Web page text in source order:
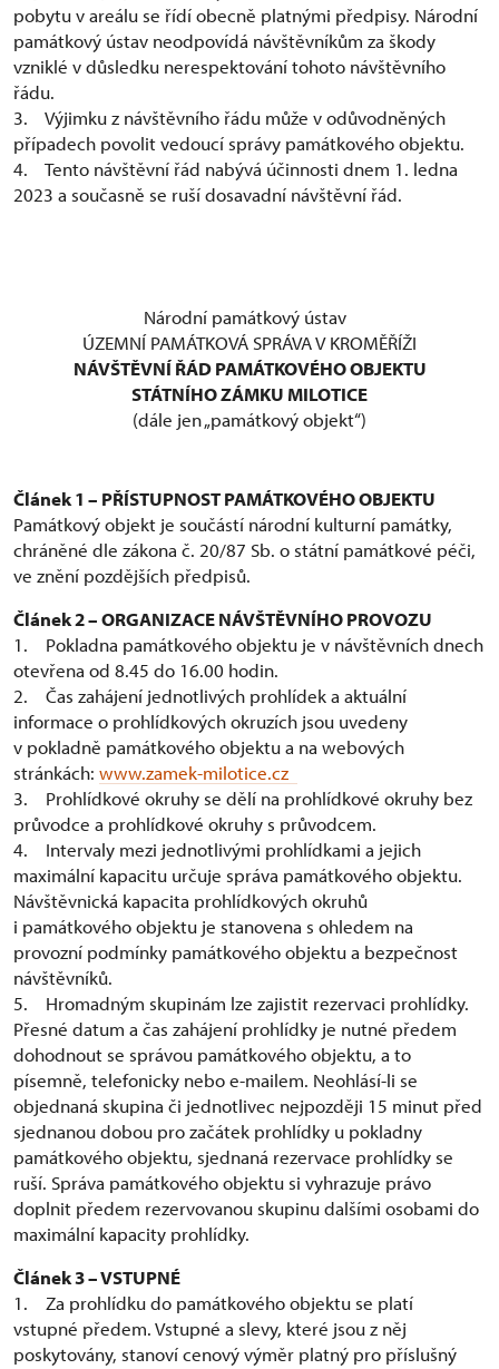
pobytu v areálu se řídí obecně platnými předpisy. Národní
památkový ústav neodpovídá návštěvníkům za škody
vzniklé v důsledku nerespektování tohoto návštěvního
řádu.
3. Výjimku z návštěvního řádu může v odůvodněných
případech povolit vedoucí správy památkového objektu.
4. Tento návštěvní řád nabývá účinnosti dnem 1. ledna
2023 a současně se ruší dosavadní návštěvní řád.
Národní památkový ústav
ÚZEMNÍ PAMÁTKOVÁ SPRÁVA V KROMĚŘÍŽI
NÁVŠTĚVNÍ ŘÁD PAMÁTKOVÉHO OBJEKTU
STÁTNÍHO ZÁMKU MILOTICE
(dále jen „památkový objekt“)
Článek 1 – PŘÍSTUPNOST PAMÁTKOVÉHO OBJEKTU
Památkový objekt je součástí národní kulturní památky,
chráněné dle zákona č. 20/87 Sb. o státní památkové péči,
ve znění pozdějších předpisů.
Článek 2 – ORGANIZACE NÁVŠTĚVNÍHO PROVOZU
1. Pokladna památkového objektu je v návštěvních dnech
otevřena od 8.45 do 16.00 hodin.
2. Čas zahájení jednotlivých prohlídek a aktuální
informace o prohlídkových okruzích jsou uvedeny
v pokladně památkového objektu a na webových
stránkách: www.zamek-milotice.cz
3. Prohlídkové okruhy se dělí na prohlídkové okruhy bez
průvodce a prohlídkové okruhy s průvodcem.
4. Intervaly mezi jednotlivými prohlídkami a jejich
maximální kapacitu určuje správa památkového objektu.
Návštěvnická kapacita prohlídkových okruhů
i památkového objektu je stanovena s ohledem na
provozní podmínky památkového objektu a bezpečnost
návštěvníků.
5. Hromadným skupinám lze zajistit rezervaci prohlídky.
Přesné datum a čas zahájení prohlídky je nutné předem
dohodnout se správou památkového objektu, a to
písemně, telefonicky nebo e-mailem. Neohlásí-li se
objednaná skupina či jednotlivec nejpozději 15 minut před
sjednanou dobou pro začátek prohlídky u pokladny
památkového objektu, sjednaná rezervace prohlídky se
ruší. Správa památkového objektu si vyhrazuje právo
doplnit předem rezervovanou skupinu dalšími osobami do
maximální kapacity prohlídky.
Článek 3 – VSTUPNÉ
1. Za prohlídku do památkového objektu se platí
vstupné předem. Vstupné a slevy, které jsou z něj
poskytovány, stanoví cenový výměr platný pro příslušný